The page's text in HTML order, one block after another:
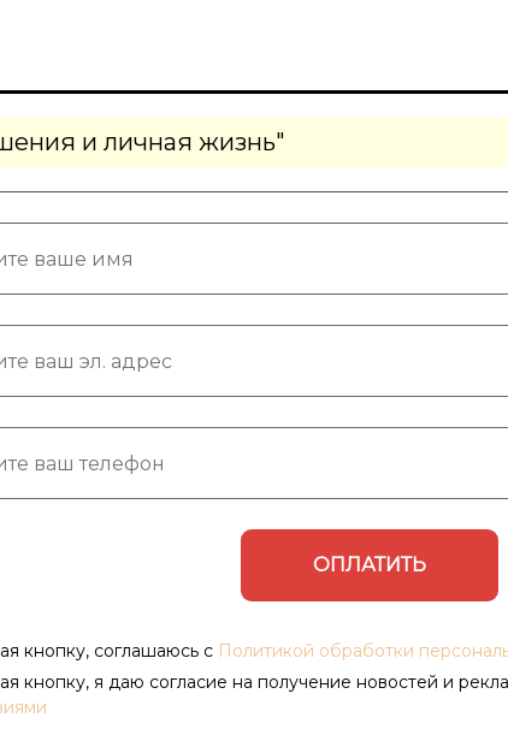
и личная жизнь"
ОПЛАТИТЬ
кнопку, соглашаюсь с Политикой обработки
кнопку, я даю согласие на получение новостей и